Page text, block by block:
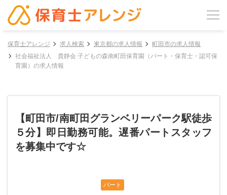
保育士アレンジ 求人検索 東京都の求人情報
町田市の求人情報
社会福祉法人 貴静会 子どもの森南町田保育園（パート・保育士・認可保
育園）の求人情報
【町田市/南町田グランベリーパーク駅徒歩
５分】即日勤務可能。遅番パートスタッフ
を募集中です☆
パート